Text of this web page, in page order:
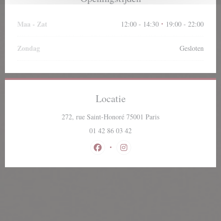
Maa - Zat 12:00 - 14:30 • 19:00 - 22:00
Zondag Gesloten
Locatie
272, rue Saint-Honoré 75001 Paris((opent in een nieuw
01 42 86 03 42
Facebook ((opent in een nieuw venster))
Instagram ((opent in een